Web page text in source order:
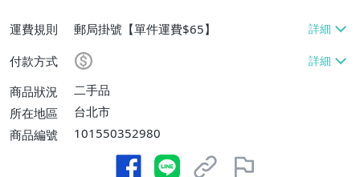
運費規則
郵局掛號【單件運費$65】
付款方式
商品狀況
二手品
所在地區
台北市
商品編號
101550352980